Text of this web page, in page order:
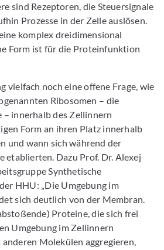
sind Rezeptoren, die Steuersignale
Prozesse in der Zelle auslösen.
komplex dreidimensional
Form ist für die Proteinfunktion
vielfach noch eine offene Frage, wie
Ribosomen – die
– innerhalb des Zellinnern
Form an ihren Platz innerhalb
und wann sich während der
etablierten. Dazu Prof. Dr. Alexej
Synthetische
HHU: „Die Umgebung im
sich deutlich von der Membran.
Proteine, die sich frei
Umgebung im Zellinnern
Molekülen aggregieren,